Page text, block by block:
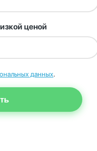
ценой
данных.